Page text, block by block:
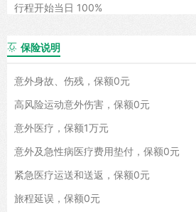
行程开始当日 100%
 保险说明
意外身故、伤残，保额0元
高风险运动意外伤害，保额0元
意外医疗，保额1万元
意外及急性病医疗费用垫付，保额0元
紧急医疗运送和送返，保额0元
旅程延误，保额0元